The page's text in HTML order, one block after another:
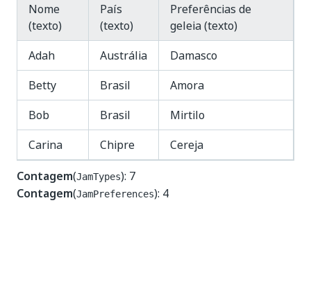
Nome
(texto)
País
(texto)
Preferências de
geleia (texto)
Adah
Austrália
Damasco
Betty
Brasil
Amora
Bob
Brasil
Mirtilo
Carina
Chipre
Cereja
Contagem(JamTypes): 7
Contagem(JamPreferences): 4